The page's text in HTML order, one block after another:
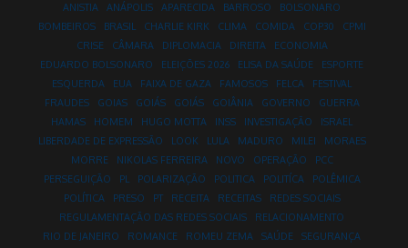
ANISTIA
ANÁPOLIS APARECIDA BARROSO
BOLSONARO
BOMBEIROS
BRASIL CHARLIE KIRK CLIMA COMIDA COP30
CPMI
CRISE
CÂMARA DIPLOMACIA DIREITA
ECONOMIA
EDUARDO BOLSONARO
ELEIÇÕES 2026 ELISA DA SAÚDE
ESPORTE
ESQUERDA
EUA FAIXA DE GAZA FAMOSOS FELCA
FESTIVAL
FRAUDES
GOIAS GOIÁS GOIÁS GOIÂNIA GOVERNO
GUERRA
HAMAS
HOMEM HUGO MOTTA INSS INVESTIGAÇÃO
ISRAEL
LIBERDADE DE EXPRESSÃO
LOOK LULA MADURO MILEI
MORAES
MORRE
NIKOLAS FERREIRA NOVO OPERAÇÃO
PCC
PERSEGUIÇÃO
PL POLARIZAÇÃO POLITICA POLITÍCA
POLÊMICA
POLÍTICA
PRESO PT RECEITA RECEITAS
REDES SOCIAIS
REGULAMENTAÇÃO DAS REDES SOCIAIS
RELACIONAMENTO
RIO DE JANEIRO
ROMANCE ROMEU ZEMA SAÚDE
SEGURANÇA